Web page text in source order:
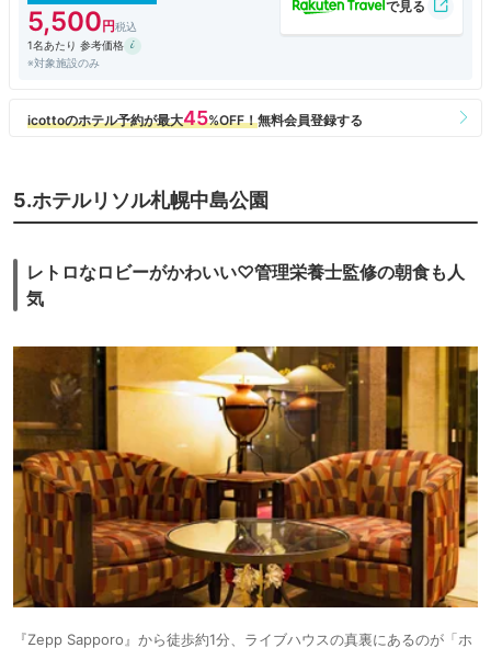
5,500
1名あたり 参考価格
※対象施設のみ
5.ホテルリソル札幌中島公園
レトロなロビーがかわいい♡管理栄養士監修の朝食も人
気
『Zepp Sapporo』から徒歩約1分、ライブハウスの真裏にあるのが「ホ